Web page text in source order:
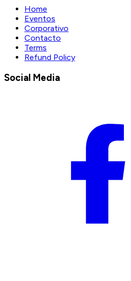
Home
Eventos
Corporativo
Contacto
Terms
Refund Policy
Social Media